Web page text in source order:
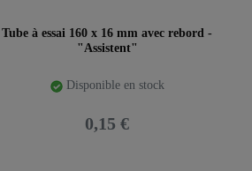
Tube à essai 160 x 16 mm avec rebord -
"Assistent"
Disponible en stock
0,15 €